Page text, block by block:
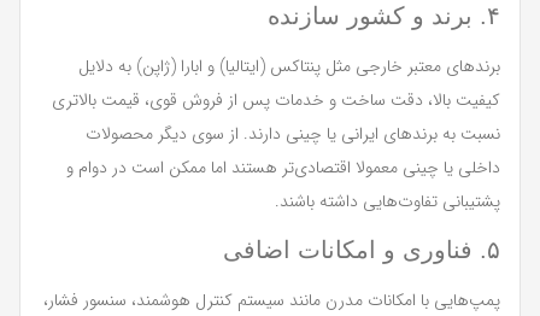
۴. برند و کشور سازنده
برندهای معتبر خارجی مثل پنتاکس (ایتالیا) و ابارا (ژاپن) به دلایل
کیفیت بالا، دقت ساخت و خدمات پس از فروش قوی، قیمت بالاتری
نسبت به برندهای ایرانی یا چینی دارند. از سوی دیگر محصولات
داخلی یا چینی معمولا اقتصادی‌تر هستند اما ممکن است در دوام و
پشتیبانی تفاوت‌هایی داشته باشند.
۵. فناوری و امکانات اضافی
پمپ‌هایی با امکانات مدرن مانند سیستم کنترل هوشمند، سنسور فشار،